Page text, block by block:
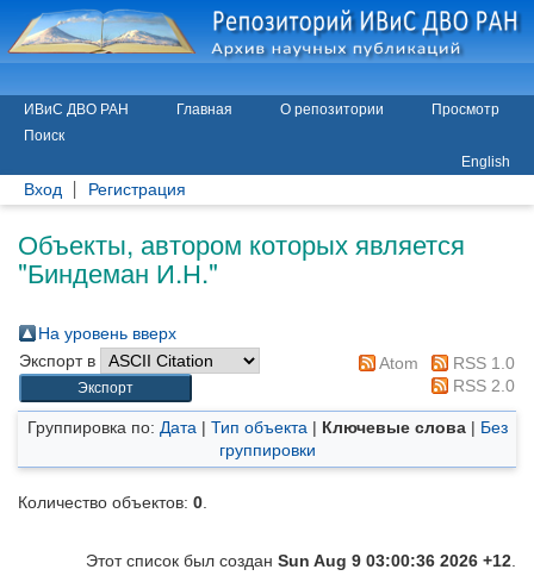
ИВиС ДВО РАН Главная О репозитории
Просмотр
Поиск
English
Вход Регистрация
Объекты, автором которых является
"Биндеман И.Н."
На уровень вверх
Экспорт в
Atom
RSS 1.0
RSS 2.0
Группировка по: Дата | Тип объекта | Ключевые слова| Без
группировки
Количество объектов: 0
Этот список был создан Sun Aug 9 03:00:36 2026 +12